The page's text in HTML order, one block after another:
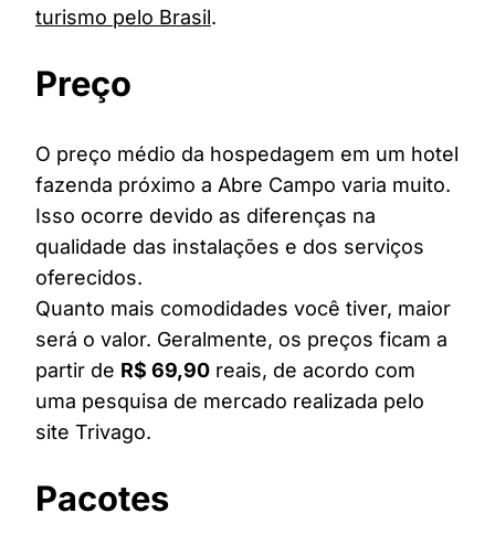
turismo pelo Brasil.
Preço
O preço médio da hospedagem em um hotel
fazenda próximo a Abre Campo varia muito.
Isso ocorre devido as diferenças na
qualidade das instalações e dos serviços
oferecidos.
Quanto mais comodidades você tiver, maior
será o valor. Geralmente, os preços ficam a
partir de R$ 69,90 reais, de acordo com
uma pesquisa de mercado realizada pelo
site Trivago.
Pacotes